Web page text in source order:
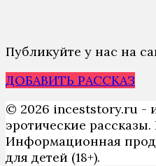
Публикуйте у нас на
ДОБАВИТЬ РАССКАЗ
© 2026 inceststory.ru -
эротические
Информационная
для детей (18+).